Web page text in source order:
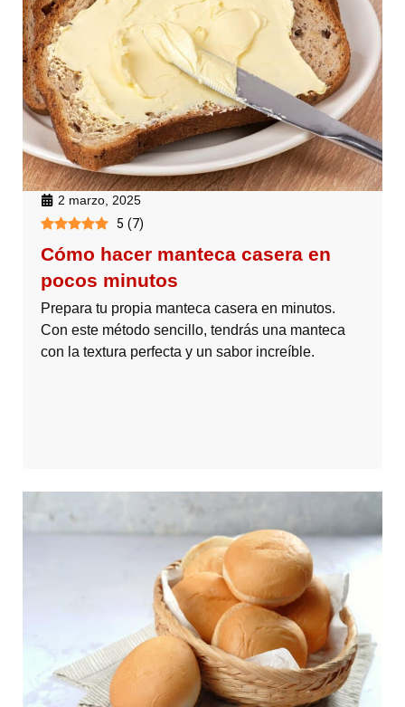
2 marzo, 2025
5 (7)
Cómo hacer manteca casera en
pocos minutos
Prepara tu propia manteca casera en minutos.
Con este método sencillo, tendrás una manteca
con la textura perfecta y un sabor increíble.